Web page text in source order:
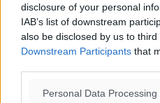
disclosure of your personal
IAB’s list of downstream
also be disclosed by us to
Downstream Participants that
Personal Data
Ροή
Έτος – ορόσημο το 2025